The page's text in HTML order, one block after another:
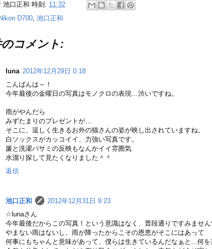
池口正和 時刻: 11:32
Nikon D700, 池口正和
コメント:
luna 2012年12月29日 0:18
こんばんは～！
今年最後の金曜日の写真はモノクロの表現…渋いですね。
雨がやんだら
みずたまりのプレゼントが…
そこに、逞しく生きるお外の猫さんの姿が映し出されていますね。
白ソックスがカッコイイ、力強い写真です。
簾と洗濯バサミの反映もなんかイイ雰囲気
水溜り探して見たくなりました＾＾
返信
池口正和
2012年12月31日 9:23
☆lunaさん
今年最後だからこの写真！という意識はなく、普段通りですみません
やまない雨はないし、雨が降ったからこその恩恵がそこにはあって
何事にもちゃんと意味があって、僕らは生きているんだなぁと...何